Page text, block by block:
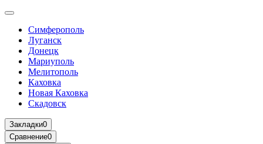
Симферополь
Луганск
Донецк
Мариуполь
Мелитополь
Каховка
Новая Каховка
Скадовск
Закладки0
Сравнение0